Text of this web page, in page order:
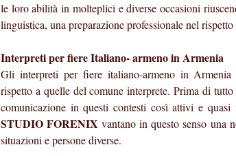
le loro abilità in molteplici e diverse occasioni
linguistica, una preparazione professionale nel
Interpreti per fiere Italiano- armeno in Armenia
Gli interpreti per fiere italiano-armeno in Armenia
rispetto a quelle del comune interprete. Prima di
comunicazione in questi contesti così attivi e
STUDIO FORENIX vantano in questo senso una
situazioni e persone diverse.